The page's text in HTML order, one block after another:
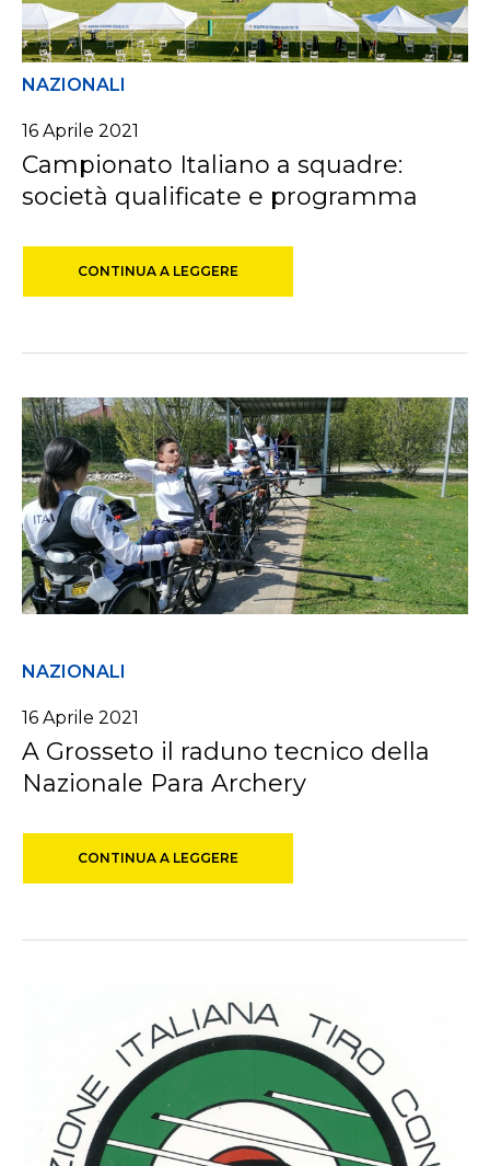
NAZIONALI
16 Aprile 2021
Campionato Italiano a squadre:
società qualificate e programma
CONTINUA A LEGGERE
NAZIONALI
16 Aprile 2021
A Grosseto il raduno tecnico della
Nazionale Para Archery
CONTINUA A LEGGERE